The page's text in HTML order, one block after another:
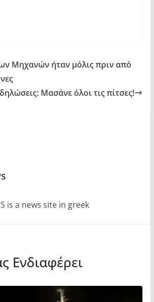
Μηχανών ήταν μόλις πριν από
Μασάνε όλοι τις πίτσες!
is a news site in greek
Ενδιαφέρει